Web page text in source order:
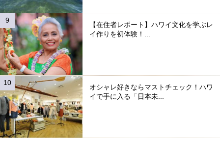
【在住者レポート】ハワイ文化を学ぶレ
イ作りを初体験！...
オシャレ好きならマストチェック！ハワ
イで手に入る「日本未...